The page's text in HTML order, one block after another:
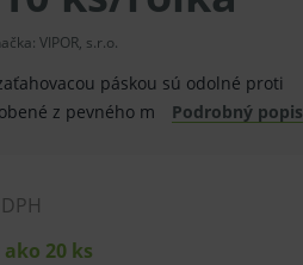
VIPOR, s.r.o.
páskou sú odolné proti
z pevného m
Podrobný popis
20 ks